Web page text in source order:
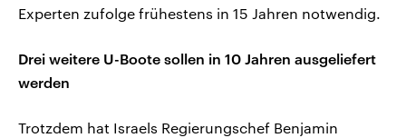
Experten zufolge frühestens in 15 Jahren notwendig.
Drei weitere U-Boote sollen in 10 Jahren ausgeliefert
werden
Trotzdem hat Israels Regierungschef Benjamin